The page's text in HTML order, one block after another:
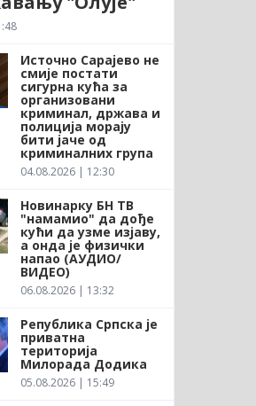
Источно Сарајево не
смије постати
сигурна кућа за
организовани
криминал, држава и
полиција морају
бити јаче од
криминалних група
04.08.2026 | 12:30
Новинарку БН ТВ
"намамио" да дође
кући да узме изјаву,
а онда је физички
напао (АУДИО/
ВИДЕО)
06.08.2026 | 13:32
Република Српска је
приватна
територија
Милорада Додика
05.08.2026 | 15:49